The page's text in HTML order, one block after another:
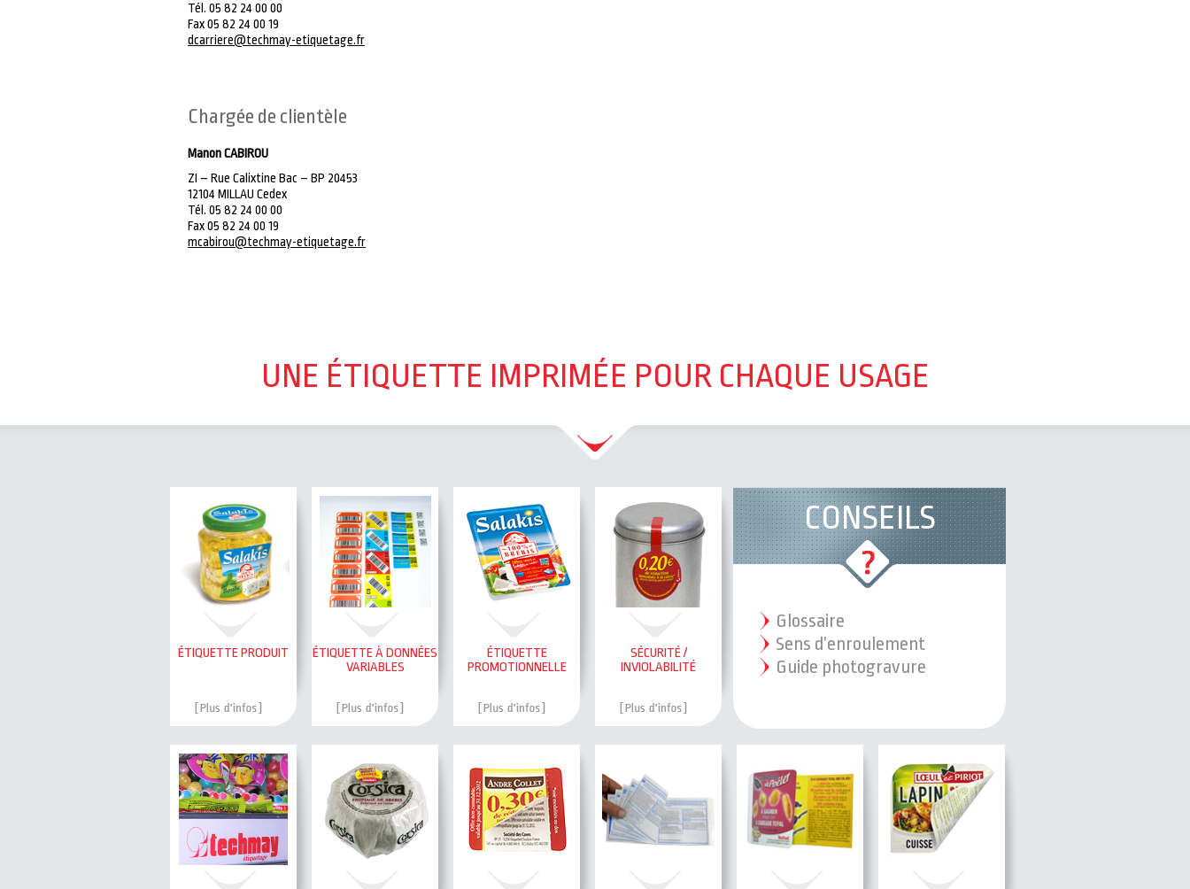
Tél. 05 82 24 00 00
Fax 05 82 24 00 19
dcarriere@techmay-etiquetage.fr
Chargée de clientèle
Manon CABIROU
ZI – Rue Calixtine Bac – BP 20453
12104 MILLAU Cedex
Tél. 05 82 24 00 00
Fax 05 82 24 00 19
mcabirou@techmay-etiquetage.fr
UNE ÉTIQUETTE IMPRIMÉE POUR CHAQUE USAGE
CONSEILS
Glossaire
Sens d’enroulement
Guide photogravure
ÉTIQUETTE PRODUIT
ÉTIQUETTE À DONNÉES
VARIABLES
ÉTIQUETTE
PROMOTIONNELLE
SÉCURITÉ /
INVIOLABILITÉ